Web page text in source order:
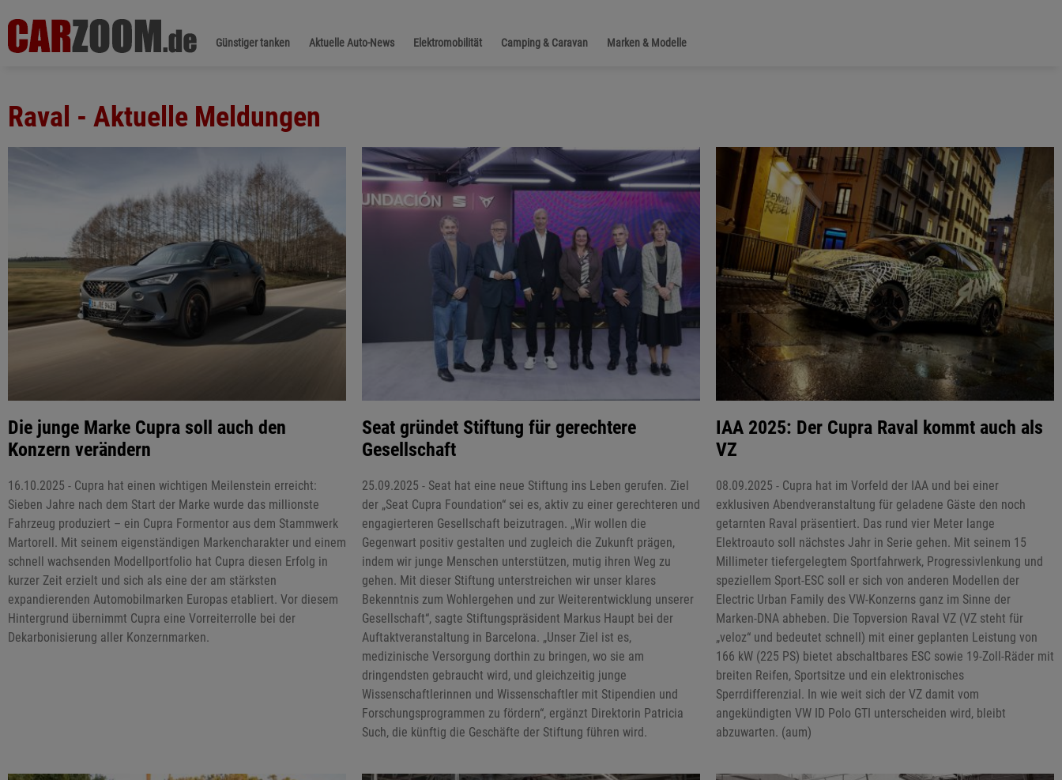
Günstiger tanken Aktuelle Auto-News Elektromobilität Camping & Caravan Marken & Modelle
Raval - Aktuelle Meldungen
Die junge Marke Cupra soll auch den
Konzern verändern
16.10.2025 - Cupra hat einen wichtigen Meilenstein erreicht:
Sieben Jahre nach dem Start der Marke wurde das millionste
Fahrzeug produziert – ein Cupra Formentor aus dem Stammwerk
Martorell. Mit seinem eigenständigen Markencharakter und einem
schnell wachsenden Modellportfolio hat Cupra diesen Erfolg in
kurzer Zeit erzielt und sich als eine der am stärksten
expandierenden Automobilmarken Europas etabliert. Vor diesem
Hintergrund übernimmt Cupra eine Vorreiterrolle bei der
Dekarbonisierung aller Konzernmarken.
Seat gründet Stiftung für gerechtere
Gesellschaft
25.09.2025 - Seat hat eine neue Stiftung ins Leben gerufen. Ziel
der „Seat Cupra Foundation“ sei es, aktiv zu einer gerechteren und
engagierteren Gesellschaft beizutragen. „Wir wollen die
Gegenwart positiv gestalten und zugleich die Zukunft prägen,
indem wir junge Menschen unterstützen, mutig ihren Weg zu
gehen. Mit dieser Stiftung unterstreichen wir unser klares
Bekenntnis zum Wohlergehen und zur Weiterentwicklung unserer
Gesellschaft“, sagte Stiftungspräsident Markus Haupt bei der
Auftaktveranstaltung in Barcelona. „Unser Ziel ist es,
medizinische Versorgung dorthin zu bringen, wo sie am
dringendsten gebraucht wird, und gleichzeitig junge
Wissenschaftlerinnen und Wissenschaftler mit Stipendien und
Forschungsprogrammen zu fördern“, ergänzt Direktorin Patricia
Such, die künftig die Geschäfte der Stiftung führen wird.
IAA 2025: Der Cupra Raval kommt auch als
VZ
08.09.2025 - Cupra hat im Vorfeld der IAA und bei einer
exklusiven Abendveranstaltung für geladene Gäste den noch
getarnten Raval präsentiert. Das rund vier Meter lange
Elektroauto soll nächstes Jahr in Serie gehen. Mit seinem 15
Millimeter tiefergelegtem Sportfahrwerk, Progressivlenkung und
speziellem Sport-ESC soll er sich von anderen Modellen der
Electric Urban Family des VW-Konzerns ganz im Sinne der
Marken-DNA abheben. Die Topversion Raval VZ (VZ steht für
„veloz“ und bedeutet schnell) mit einer geplanten Leistung von
166 kW (225 PS) bietet abschaltbares ESC sowie 19-Zoll-Räder mit
breiten Reifen, Sportsitze und ein elektronisches
Sperrdifferenzial. In wie weit sich der VZ damit vom
angekündigten VW ID Polo GTI unterscheiden wird, bleibt
abzuwarten. (aum)